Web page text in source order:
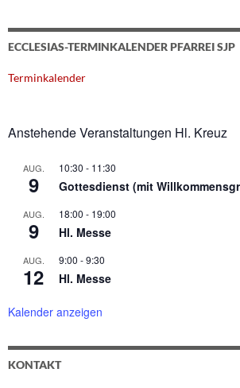
ECCLESIAS-TERMINKALENDER PFARREI SJP
Terminkalender
Anstehende Veranstaltungen Hl. Kreuz
AUG.
9
10:30 - 11:30
Gottesdienst (mit
AUG.
9
18:00 - 19:00
Hl. Messe
AUG.
12
9:00 -9:30
Hl. Messe
Kalender anzeigen
KONTAKT